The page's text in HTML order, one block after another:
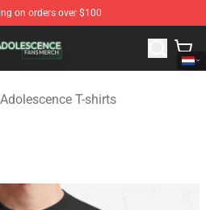
on orders over $100
Adolescence Merchandise
Adolescence T-shirts